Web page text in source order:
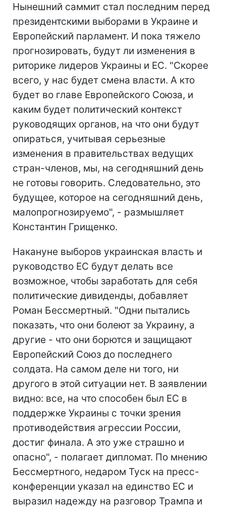
Нынешний саммит стал последним перед
президентскими выборами в Украине и
Европейский парламент. И пока тяжело
прогнозировать, будут ли изменения в
риторике лидеров Украины и ЕС. "Скорее
всего, у нас будет смена власти. А кто
будет во главе Европейского Союза, и
каким будет политический контекст
руководящих органов, на что они будут
опираться, учитывая серьезные
изменения в правительствах ведущих
стран-членов, мы, на сегодняшний день
не готовы говорить. Следовательно, это
будущее, которое на сегодняшний день,
малопрогнозируемо", - размышляет
Константин Грищенко.
Накануне выборов украинская власть и
руководство ЕС будут делать все
возможное, чтобы заработать для себя
политические дивиденды, добавляет
Роман Бессмертный. "Одни пытались
показать, что они болеют за Украину, а
другие - что они борются и защищают
Европейский Союз до последнего
солдата. На самом деле ни того, ни
другого в этой ситуации нет. В заявлении
видно: все, на что способен был ЕС в
поддержке Украины с точки зрения
противодействия агрессии России,
достиг финала. А это уже страшно и
опасно", - полагает дипломат. По мнению
Бессмертного, недаром Туск на пресс-
конференции указал на единство ЕС и
выразил надежду на разговор Трампа и